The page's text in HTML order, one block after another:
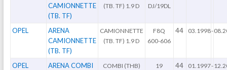
CAMIONNETTE
(TB. TF)
(TB. TF) 1.9 D
DJ/19DL
OPEL
ARENA
CAMIONNETTE
(TB. TF)
CAMIONNETTE
(TB. TF) 1.9 D
F8Q
600-606
44 03.1998-
OPEL
ARENA COMBI
COMBI (THB)
19
44 01.1997-